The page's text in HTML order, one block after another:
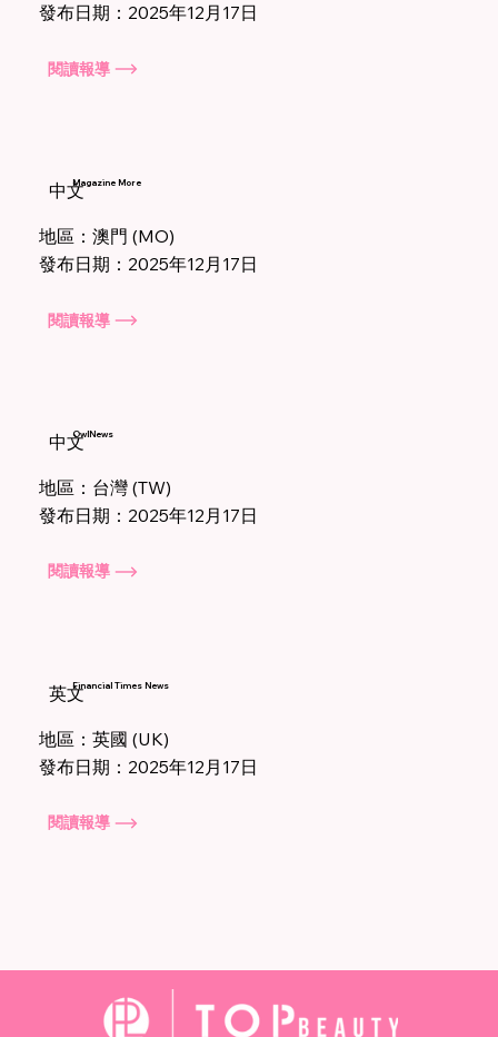
發布日期：2025年12月17日
閱讀報導
中文Magazine More
地區：澳門 (MO)
發布日期：2025年12月17日
閱讀報導
中文OwlNews
地區：台灣 (TW)
發布日期：2025年12月17日
閱讀報導
英文Financial Times News
地區：英國 (UK)
發布日期：2025年12月17日
閱讀報導